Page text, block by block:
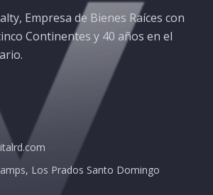
Empresa de Bienes Raíces con
Continentes y 40 años en el
Los Prados Santo Domingo